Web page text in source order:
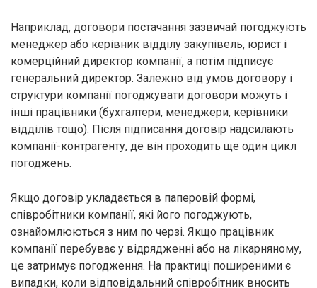
Наприклад, договори постачання зазвичай погоджують
менеджер або керівник відділу закупівель, юрист і
комерційний директор компанії, а потім підписує
генеральний директор. Залежно від умов договору і
структури компанії погоджувати договори можуть і
інші працівники (бухгалтери, менеджери, керівники
відділів тощо). Після підписання договір надсилають
компанії-контрагенту, де він проходить ще один цикл
погоджень.
Якщо договір укладається в паперовій формі,
співробітники компанії, які його погоджують,
ознайомлюються з ним по черзі. Якщо працівник
компанії перебуває у відрядженні або на лікарняному,
це затримує погодження. На практиці поширеними є
випадки, коли відповідальний співробітник вносить